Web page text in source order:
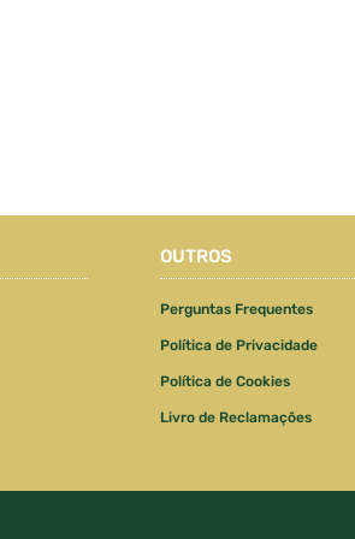
OUTROS
Perguntas Frequentes
Política de Privacidade
Política de Cookies
Livro de Reclamações